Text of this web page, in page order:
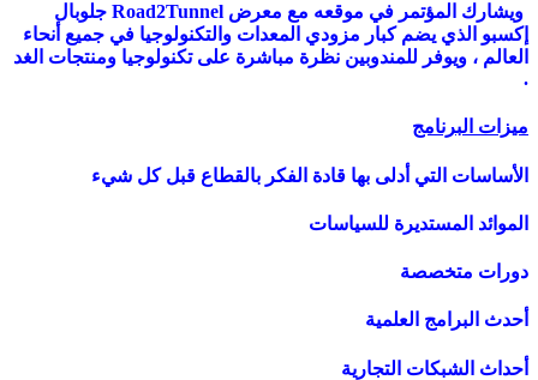
ويشارك المؤتمر في موقعه مع معرض Road2Tunnel جلوبال
إكسبو الذي يضم كبار مزودي المعدات والتكنولوجيا في جميع أنحاء
العالم ، ويوفر للمندوبين نظرة مباشرة على تكنولوجيا ومنتجات الغد
.
ميزات البرنامج
الأساسات التي أدلى بها قادة الفكر بالقطاع قبل كل شيء
الموائد المستديرة للسياسات
دورات متخصصة
أحدث البرامج العلمية
أحداث الشبكات التجارية